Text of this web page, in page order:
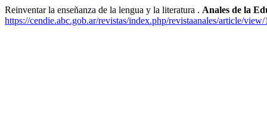
Reinventar la enseñanza de la lengua y la literatura . Anales de la
https://cendie.abc.gob.ar/revistas/index.php/revistaanales/article/view/